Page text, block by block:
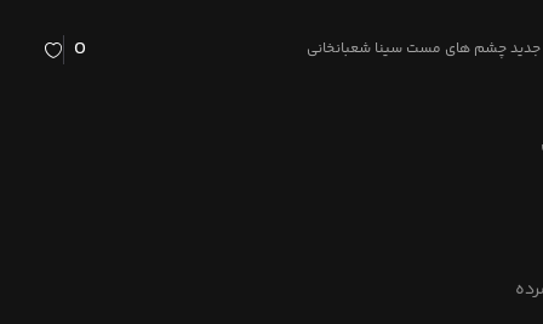
جدید چشم های مست سینا شعبانخانی 0